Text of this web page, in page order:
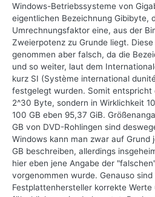
Windows-Betriebssysteme von
eigentlichen Bezeichnung Gibibyte,
Umrechnungsfaktor eine, aus der
Zweierpotenz zu Grunde liegt.
genommen aber falsch, da die
und so weiter, laut dem
kurz SI (Système international
festgelegt wurden. Somit entspricht
2^30 Byte, sondern in Wirklichkeit
100 GB eben 95,37 GiB.
GB von DVD-Rohlingen sind
Windows kann man zwar auf Grund
GB beschreiben, allerdings
hier eben jene Angabe der
vorgenommen wurde. Genauso
Festplattenhersteller korrekte